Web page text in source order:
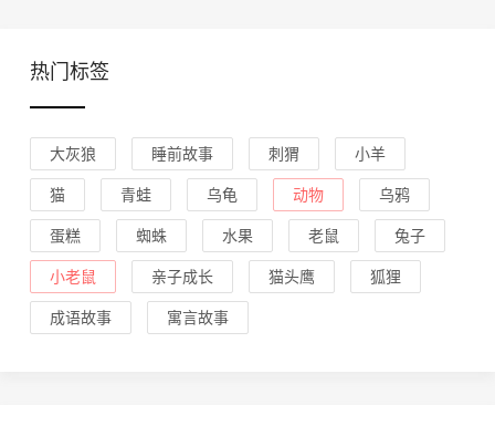
热门标签
大灰狼 睡前故事 刺猬 小羊
猫 青蛙 乌龟 动物 乌鸦
蛋糕 蜘蛛 水果 老鼠 兔子
小老鼠 亲子成长 猫头鹰 狐狸
成语故事 寓言故事